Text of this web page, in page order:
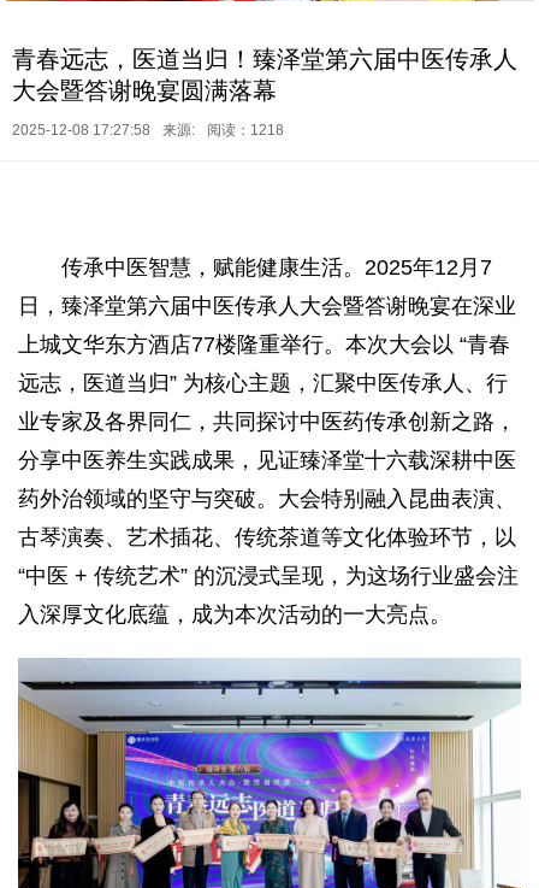
青春远志，医道当归！臻泽堂第六届中医传承人
大会暨答谢晚宴圆满落幕
2025-12-08 17:27:58 来源: 阅读：1218
传承中医智慧，赋能健康生活。2025年12月7
日，臻泽堂第六届中医传承人大会暨答谢晚宴在深业
上城文华东方酒店77楼隆重举行。本次大会以 “青春
远志，医道当归” 为核心主题，汇聚中医传承人、行
业专家及各界同仁，共同探讨中医药传承创新之路，
分享中医养生实践成果，见证臻泽堂十六载深耕中医
药外治领域的坚守与突破。大会特别融入昆曲表演、
古琴演奏、艺术插花、传统茶道等文化体验环节，以
“中医 + 传统艺术” 的沉浸式呈现，为这场行业盛会注
入深厚文化底蕴，成为本次活动的一大亮点。